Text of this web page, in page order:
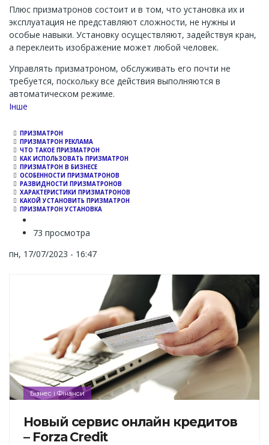
Плюс призматронов состоит и в том, что установка их и
эксплуатация не представляют сложности, не нужны и
особые навыки. Установку осуществляют, задействуя кран,
а переклеить изображение может любой человек.
Управлять призматроном, обслуживать его почти не
требуется, поскольку все действия выполняются в
автоматическом режиме.
Channel
Інше
ПРИЗМАТРОН
ПРИЗМАТРОН РЕКЛАМА
ЧТО ТАКОЕ ПРИЗМАТРОН
КАК ИСПОЛЬЗОВАТЬ ПРИЗМАТРОН
ПРИЗМАТРОН В БИЗНЕСЕ
ОСОБЕННОСТИ ПРИЗМАТРОНОВ
РАЗВИДНОСТИ ПРИЗМАТРОНОВ
ХАРАКТЕРИСТИКИ ПРИЗМАТРОНОВ
КАКОЙ УСТАНОВИТЬ ПРИЗМАТРОН
ПРИЗМАТРОН УСТАНОВКА
73 просмотра
пн, 17/07/2023 - 16:47
Бізнес і Фінанси
Новый сервис онлайн кредитов
– Forza Credit